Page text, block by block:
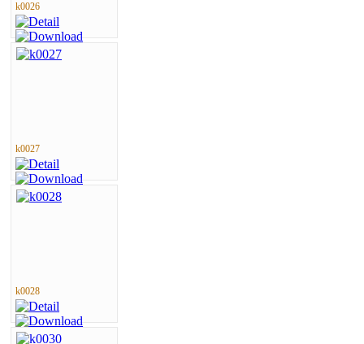
k0026
k0027
k0028